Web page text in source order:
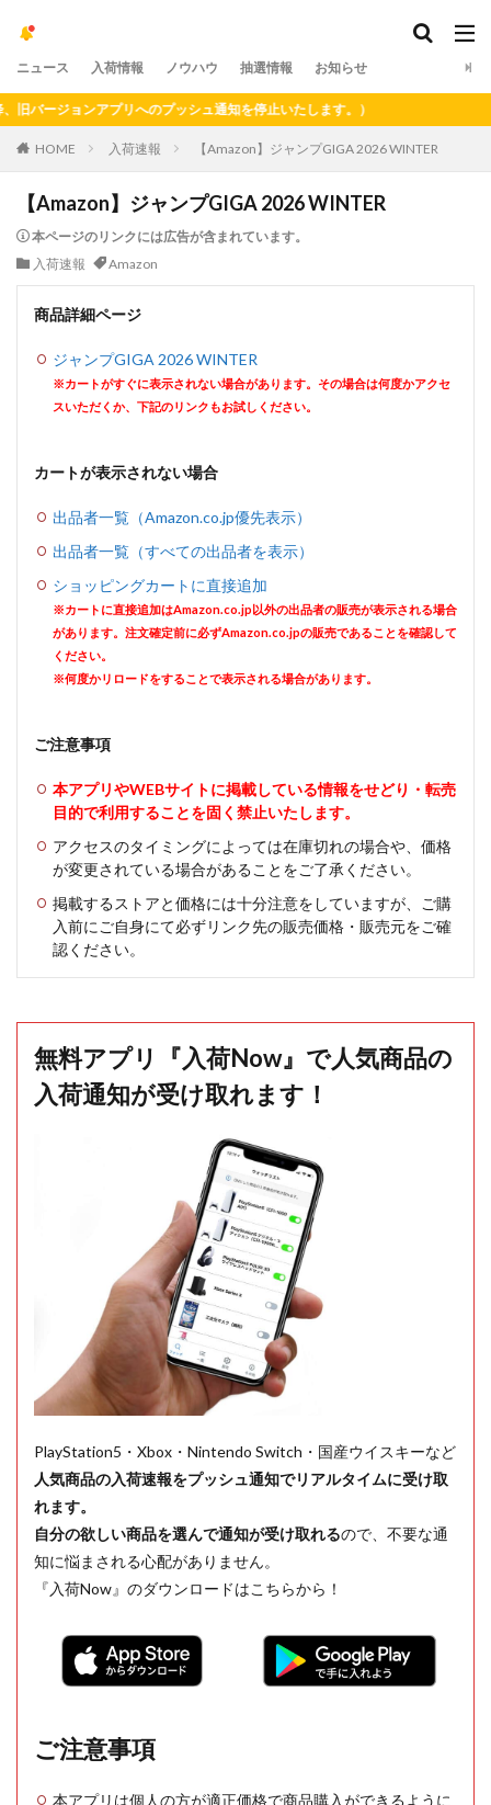
ニュース 入荷情報 ノウハウ 抽選情報 お知らせ
ジョンアプリへのプッシュ通知を停止いたします。）
HOME 入荷速報 【Amazon】ジャンプGIGA 2026 WINTER
【Amazon】ジャンプGIGA 2026 WINTER
本ページのリンクには広告が含まれています。
入荷速報
Amazon
商品詳細ページ
ジャンプGIGA 2026 WINTER
※カートがすぐに表示されない場合があります。その場合は何度かアクセ
スいただくか、下記のリンクもお試しください。
カートが表示されない場合
出品者一覧（Amazon.co.jp優先表示）
出品者一覧（すべての出品者を表示）
ショッピングカートに直接追加
※カートに直接追加はAmazon.co.jp以外の出品者の販売が表示される場合
があります。注文確定前に必ずAmazon.co.jpの販売であることを確認して
ください。
※何度かリロードをすることで表示される場合があります。
ご注意事項
本アプリやWEBサイトに掲載している情報をせどり・転売
目的で利用することを固く禁止いたします。
アクセスのタイミングによっては在庫切れの場合や、価格
が変更されている場合があることをご了承ください。
掲載するストアと価格には十分注意をしていますが、ご購
入前にご自身にて必ずリンク先の販売価格・販売元をご確
認ください。
無料アプリ『入荷Now』で人気商品の
入荷通知が受け取れます！
PlayStation5・Xbox・Nintendo Switch・国産ウイスキーなど
人気商品の入荷速報をプッシュ通知でリアルタイムに受け取
れます。
自分の欲しい商品を選んで通知が受け取れるので、不要な通
知に悩まされる心配がありません。
『入荷Now』のダウンロードはこちらから！
ご注意事項
本アプリは個人の方が適正価格で商品購入ができるように